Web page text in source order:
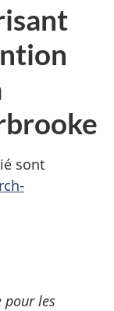
sont
pour les